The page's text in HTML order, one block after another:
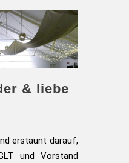
& liebe
erstaunt darauf,
und Vorstand